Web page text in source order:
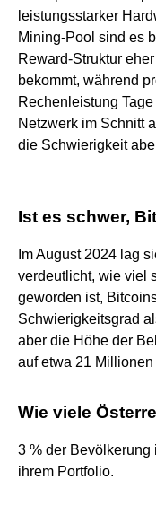
leistungsstarker
Mining-Pool sind es
Reward-Struktur
bekommt, während
Rechenleistung
Netzwerk im Schnitt
die Schwierigkeit
Ist es schwer,
Im August 2024 lag
verdeutlicht, wie viel
geworden ist,
Schwierigkeitsgrad
aber die Höhe der
auf etwa 21
Wie viele
3 % der Bevölkerung
ihrem Portfolio.